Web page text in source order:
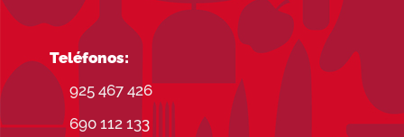
Teléfonos:
925 467 426
690 112 133